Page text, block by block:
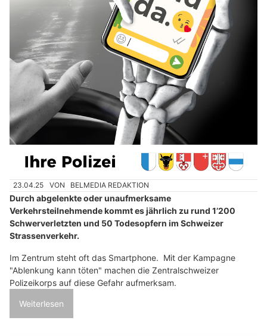
23.04.25 VON BELMEDIA REDAKTION
Durch abgelenkte oder unaufmerksame
Verkehrsteilnehmende kommt es jährlich zu rund 1’200
Schwerverletzten und 50 Todesopfern im Schweizer
Strassenverkehr.
Im Zentrum steht oft das Smartphone. Mit der Kampagne
"Ablenkung kann töten" machen die Zentralschweizer
Polizeikorps auf diese Gefahr aufmerksam.
Weiterlesen